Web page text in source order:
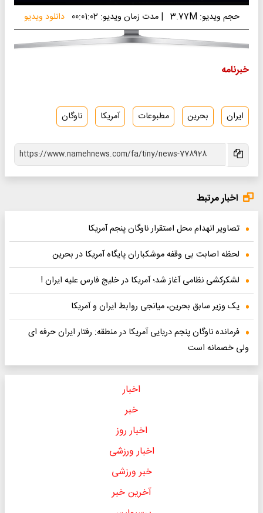
حجم ویدیو: 3.77M |مدت زمان ویدیو: 00:01:02 دانلود ویدیو
خبرنامه
ایران بحرین مطبوعات آمریکا ناوگان
اخبار مرتبط
تصاویر انهدام محل استقرار ناوگان پنجم آمریکا
لحظه اصابت بی وقفه موشکباران پایگاه آمریکا در بحرین
لشکرکشی نظامی آغاز شد؛ آمریکا در خلیج فارس علیه ایران !
یک وزیر سابق بحرین، میانجی روابط ایران و آمریکا
فرمانده ناوگان پنجم دریایی آمریکا در منطقه: رفتار ایران حرفه ای
ولی خصمانه است
اخبار
خبر
اخبار روز
اخبار ورزشی
خبر ورزشی
آخرین خبر